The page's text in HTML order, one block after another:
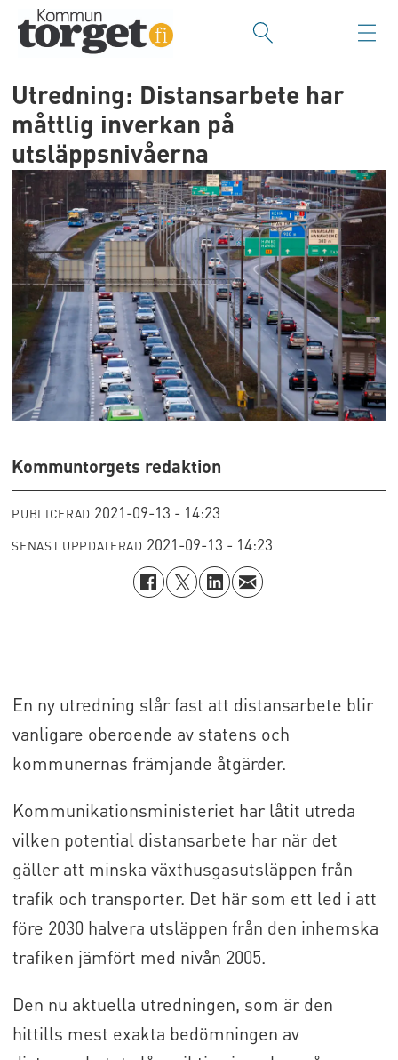
Utredning: Distansarbete har
måttlig inverkan på
utsläppsnivåerna
Kommuntorgets redaktion
PUBLICERAD 2021-09-13 - 14:23
SENAST UPPDATERAD 2021-09-13 - 14:23
En ny utredning slår fast att distansarbete blir
vanligare oberoende av statens och
kommunernas främjande åtgärder.
Kommunikationsministeriet har låtit utreda
vilken potential distansarbete har när det
gäller att minska växthusgasutsläppen från
trafik och transporter. Det här som ett led i att
före 2030 halvera utsläppen från den inhemska
trafiken jämfört med nivån 2005.
Den nu aktuella utredningen, som är den
hittills mest exakta bedömningen av